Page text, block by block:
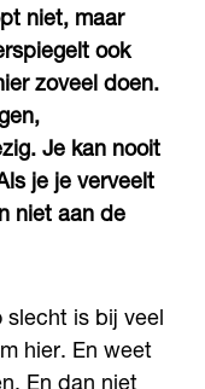
niet, maar
ook
zoveel doen.
Je kan nooit
je je verveelt
niet aan de
slecht is bij veel
hier. En weet